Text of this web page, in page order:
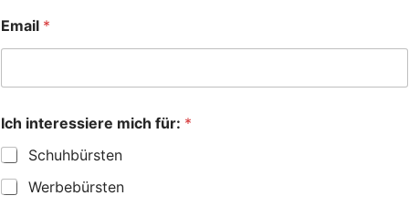
Email *
n
t
e
r
e
Ich interessiere mich für: *
Schuhbürsten
Werbebürsten